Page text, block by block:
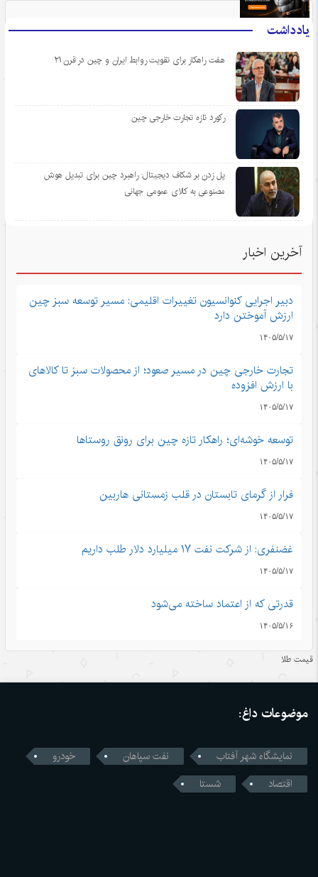
یادداشت
هفت راهکار برای تقویت روابط ایران و چین در قرن ۲۱
رکورد تازه تجارت خارجی چین
پل زدن بر شکاف دیجیتال: راهبرد چین برای تبدیل هوش
مصنوعی به کالای عمومی جهانی
آخرین اخبار
دبیر اجرایی کنوانسیون تغییرات اقلیمی: مسیر توسعه سبز چین
ارزش آموختن دارد
۱۴۰۵/۵/۱۷
تجارت خارجی چین در مسیر صعود؛ از محصولات سبز تا کالاهای
با ارزش افزوده
۱۴۰۵/۵/۱۷
توسعه خوشه‌ای؛ راهکار تازه چین برای رونق روستاها
۱۴۰۵/۵/۱۷
فرار از گرمای تابستان در قلب زمستانی هاربین
۱۴۰۵/۵/۱۷
غضنفری: از شرکت نفت ۱۷ میلیارد دلار طلب داریم
۱۴۰۵/۵/۱۷
قدرتی که از اعتماد ساخته می‌شود
۱۴۰۵/۵/۱۶
اندیشه‌های کلاسیک چین قسمت دوم: رشد و بالندگی همراه با
۱۴۰۵/۵/۱۶
رونمایی چین از نخستین استاندارد اجباری ایمنی خودروهای
قیمت طلا
موضوعات داغ:
نمایشگاه شهر آفتاب نفت سپاهان
خودرو
اقتصاد
شستا